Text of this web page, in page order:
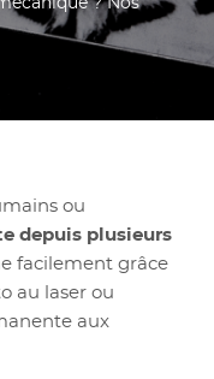
? Nos
ou
depuis plusieurs
facilement grâce
au laser ou
aux